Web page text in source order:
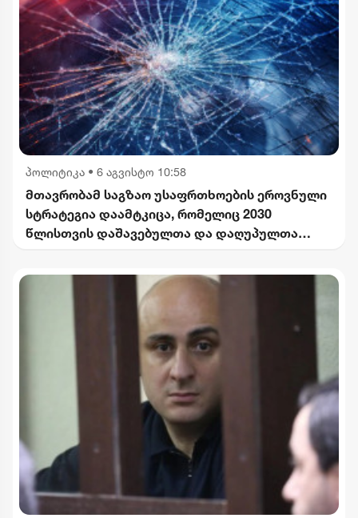
პოლიტიკა • 6 აგვისტო 10:58
მთავრობამ საგზაო უსაფრთხოების ეროვნული
სტრატეგია დაამტკიცა, რომელიც 2030
წლისთვის დაშავებულთა და დაღუპულთა
ითვალისწინებს